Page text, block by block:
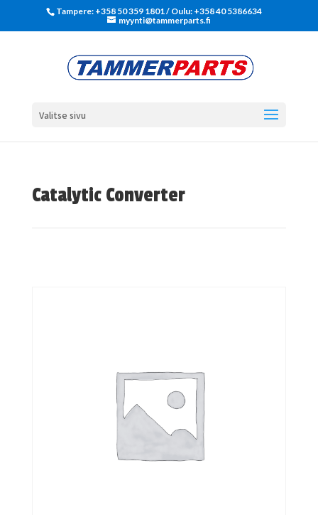
Tampere: +358 50 359 1801‬ / Oulu: +358 40 5386634
myynti@tammerparts.fi
Valitse sivu
Catalytic Converter